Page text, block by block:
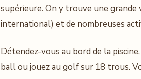
supérieure. On y trouve une
international) et de nombreuses
Détendez-vous au bord de la
ball ou jouez au golf sur 18 trous.